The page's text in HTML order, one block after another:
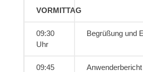
VORMITTAG
09:30
Uhr
Begrüßung und
09:45
Anwenderbericht